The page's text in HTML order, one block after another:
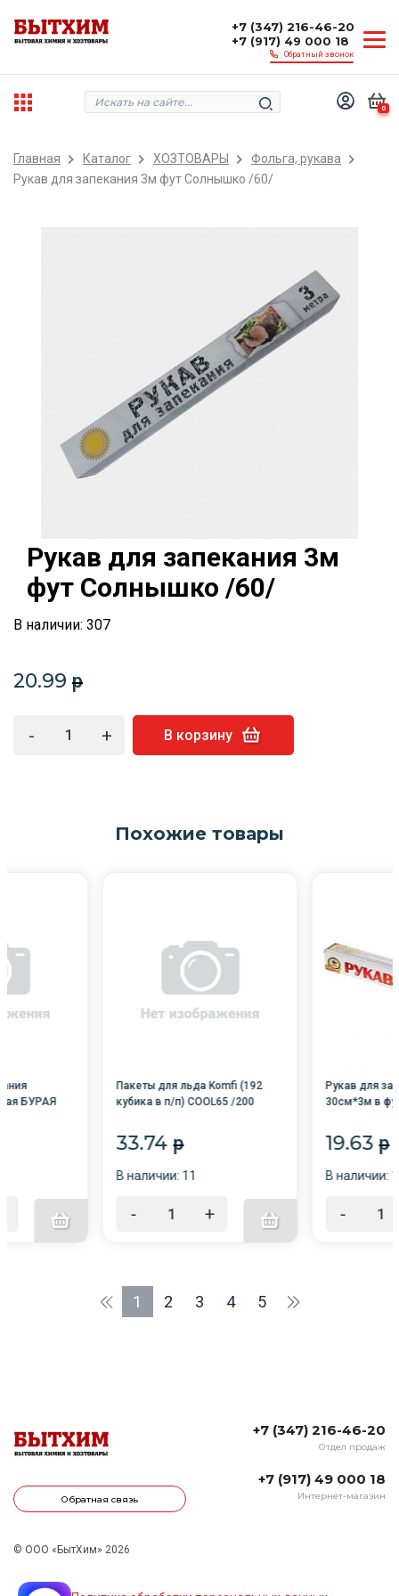
+7 (347) 216-46-20
+7 (917) 49 000 18
Обратный звонок
0
Главная Каталог ХОЗТОВАРЫ
Фольга, рукава
Рукав для запекания 3м фут Солнышко /60/
Рукав для запекания 3м
фут Солнышко /60/
В наличии: 307
20.99 p
- + В корзину
Похожие товары
БУРАЯ
Пакеты для льда Komfi (192
кубика в п/п) COOL65 /200
33.74 p
В наличии: 11
- +
Рукав для
30см*3м в
19.63 p
В наличии:
-
1 2 3 4 5
Обратная связь
+7 (347) 216-46-20
Отдел продаж
+7 (917) 49 000 18
Интернет-магазин
© ООО «БытХим» 2026